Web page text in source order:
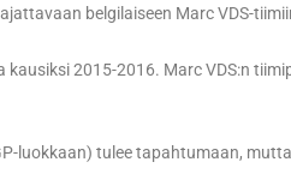
belgilaiseen Marc VDS-
2015-2016. Marc VDS:n
luokkaan) tulee tapahtumaan,